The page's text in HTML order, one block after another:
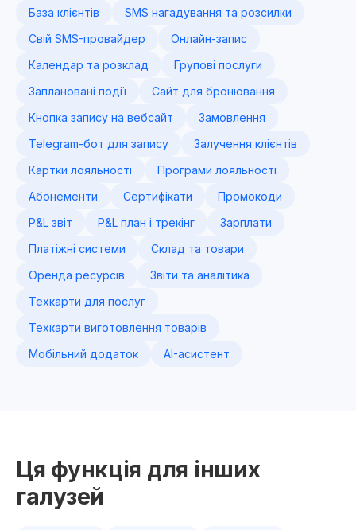
База клієнтів
SMS нагадування та розсилки
Свій SMS-провайдер
Онлайн-запис
Календар та розклад
Групові послуги
Заплановані події
Сайт для бронювання
Кнопка запису на вебсайт
Замовлення
Telegram-бот для запису
Залучення клієнтів
Картки лояльності
Програми лояльності
Абонементи
Сертифікати
Промокоди
P&L звіт
P&L план і трекінг
Зарплати
Платіжні системи
Склад та товари
Оренда ресурсів
Звіти та аналітика
Техкарти для послуг
Техкарти виготовлення товарів
Мобільний додаток
AI-асистент
Ця функція для інших
галузей